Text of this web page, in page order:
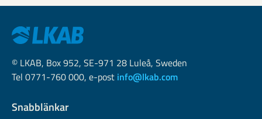
© LKAB, Box 952, SE-971 28 Luleå, Sweden
Tel 0771-760 000, e-post info@lkab.com
Snabblänkar